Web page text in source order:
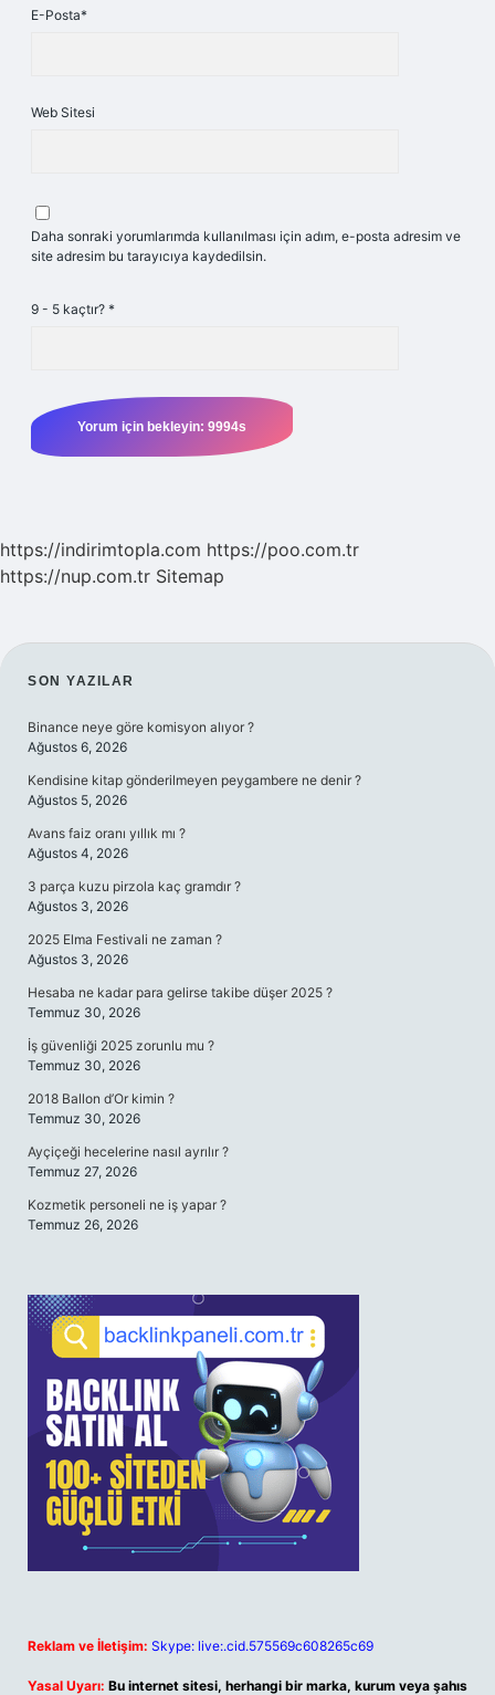
E-Posta*
Web Sitesi
Daha sonraki yorumlarımda kullanılması için adım, e-posta adresim ve
site adresim bu tarayıcıya kaydedilsin.
9 - 5 kaçtır? *
https://indirimtopla.com https://poo.com.tr
https://nup.com.tr Sitemap
SIDEBAR
SON YAZILAR
Binance neye göre komisyon alıyor ?
Ağustos 6, 2026
Kendisine kitap gönderilmeyen peygambere ne denir ?
Ağustos 5, 2026
Avans faiz oranı yıllık mı ?
Ağustos 4, 2026
3 parça kuzu pirzola kaç gramdır ?
Ağustos 3, 2026
2025 Elma Festivali ne zaman ?
Ağustos 3, 2026
Hesaba ne kadar para gelirse takibe düşer 2025 ?
Temmuz 30, 2026
İş güvenliği 2025 zorunlu mu ?
Temmuz 30, 2026
2018 Ballon d’Or kimin ?
Temmuz 30, 2026
Ayçiçeği hecelerine nasıl ayrılır ?
Temmuz 27, 2026
Kozmetik personeli ne iş yapar ?
Temmuz 26, 2026
Reklam ve İletişim: Skype: live:.cid.575569c608265c69
Yasal Uyarı: Bu internet sitesi, herhangi bir marka, kurum veya şahıs